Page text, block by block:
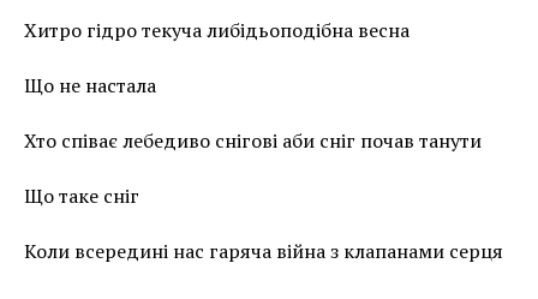
Хитро гідро текуча либідьоподібна весна
Що не настала
Хто співає лебедиво снігові аби сніг почав танути
Що таке сніг
Коли всередині нас гаряча війна з клапанами серця